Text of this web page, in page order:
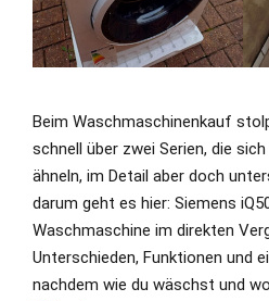
Beim Waschmaschinenkauf
schnell über zwei Serien, die
ähneln, im Detail aber doch
darum geht es hier: Siemens
Waschmaschine im direkten
Unterschieden, Funktionen und
nachdem wie du wäschst und